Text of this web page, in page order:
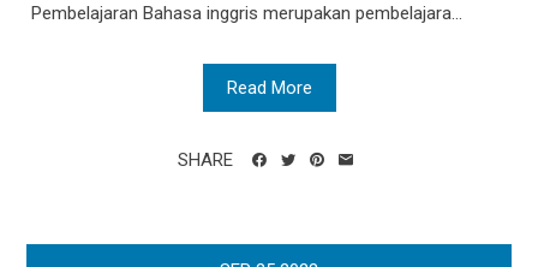
Pembelajaran Bahasa inggris merupakan pembelajara...
Read More
SHARE